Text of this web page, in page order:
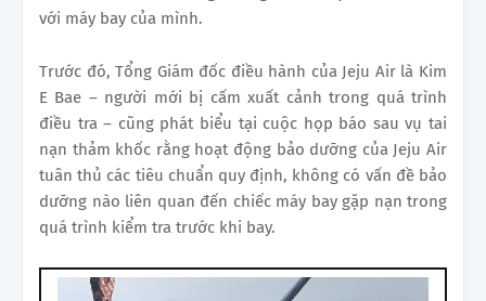
với máy bay của mình.
Trước đó, Tổng Giám đốc điều hành của Jeju Air là Kim
E Bae – người mới bị cấm xuất cảnh trong quá trình
điều tra – cũng phát biểu tại cuộc họp báo sau vụ tai
nạn thảm khốc rằng hoạt động bảo dưỡng của Jeju Air
tuân thủ các tiêu chuẩn quy định, không có vấn đề bảo
dưỡng nào liên quan đến chiếc máy bay gặp nạn trong
quá trình kiểm tra trước khi bay.